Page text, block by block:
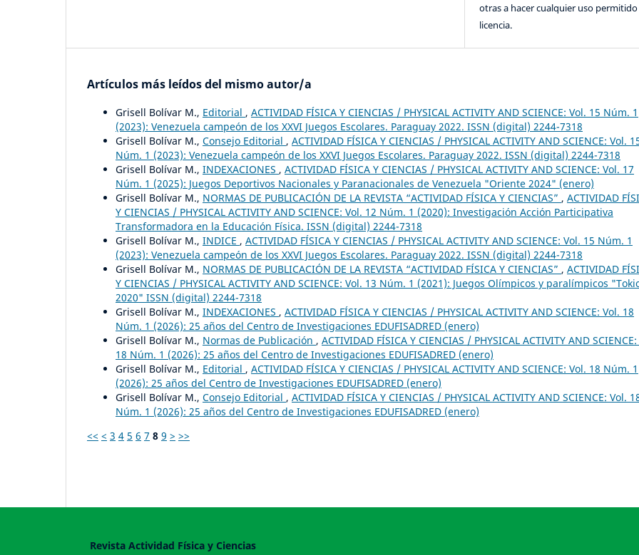
otras a hacer cualquier uso
licencia.
Artículos más leídos del mismo autor/a
Grisell Bolívar M., Editorial , ACTIVIDAD FÍSICA Y CIENCIAS / PHYSICAL ACTIVITY AND SCIENCE: Vol. 15 Núm. 1
(2023): Venezuela campeón de los XXVI Juegos Escolares. Paraguay 2022. ISSN (digital) 2244-7318
Grisell Bolívar M., Consejo Editorial , ACTIVIDAD FÍSICA Y CIENCIAS / PHYSICAL ACTIVITY AND SCIENCE: Vol.
Núm. 1 (2023): Venezuela campeón de los XXVI Juegos Escolares. Paraguay 2022. ISSN (digital) 2244-7318
Grisell Bolívar M., INDEXACIONES , ACTIVIDAD FÍSICA Y CIENCIAS / PHYSICAL ACTIVITY AND SCIENCE: Vol. 17
Núm. 1 (2025): Juegos Deportivos Nacionales y Paranacionales de Venezuela "Oriente 2024" (enero)
Grisell Bolívar M., NORMAS DE PUBLICACIÓN DE LA REVISTA “ACTIVIDAD FÍSICA Y CIENCIAS” , ACTIVIDAD
Y CIENCIAS / PHYSICAL ACTIVITY AND SCIENCE: Vol. 12 Núm. 1 (2020): Investigación Acción Participativa
Transformadora en la Educación Física. ISSN (digital) 2244-7318
Grisell Bolívar M., INDICE , ACTIVIDAD FÍSICA Y CIENCIAS / PHYSICAL ACTIVITY AND SCIENCE: Vol. 15 Núm. 1
(2023): Venezuela campeón de los XXVI Juegos Escolares. Paraguay 2022. ISSN (digital) 2244-7318
Grisell Bolívar M., NORMAS DE PUBLICACIÓN DE LA REVISTA “ACTIVIDAD FÍSICA Y CIENCIAS” , ACTIVIDAD
Y CIENCIAS / PHYSICAL ACTIVITY AND SCIENCE: Vol. 13 Núm. 1 (2021): Juegos Olímpicos y paralímpicos
2020" ISSN (digital) 2244-7318
Grisell Bolívar M., INDEXACIONES , ACTIVIDAD FÍSICA Y CIENCIAS / PHYSICAL ACTIVITY AND SCIENCE: Vol. 18
Núm. 1 (2026): 25 años del Centro de Investigaciones EDUFISADRED (enero)
Grisell Bolívar M., Normas de Publicación , ACTIVIDAD FÍSICA Y CIENCIAS / PHYSICAL ACTIVITY AND
18 Núm. 1 (2026): 25 años del Centro de Investigaciones EDUFISADRED (enero)
Grisell Bolívar M., Editorial , ACTIVIDAD FÍSICA Y CIENCIAS / PHYSICAL ACTIVITY AND SCIENCE: Vol. 18 Núm. 1
(2026): 25 años del Centro de Investigaciones EDUFISADRED (enero)
Grisell Bolívar M., Consejo Editorial , ACTIVIDAD FÍSICA Y CIENCIAS / PHYSICAL ACTIVITY AND SCIENCE: Vol.
Núm. 1 (2026): 25 años del Centro de Investigaciones EDUFISADRED (enero)
<< < 3 4 5 6 7 8 9 > >>
Revista Actividad Física y Ciencias